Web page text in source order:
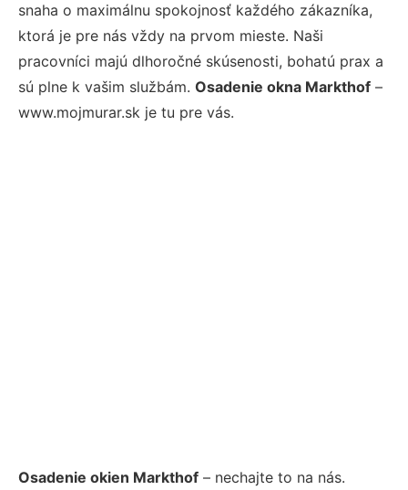
snaha o maximálnu spokojnosť každého zákazníka,
ktorá je pre nás vždy na prvom mieste. Naši
pracovníci majú dlhoročné skúsenosti, bohatú prax a
sú plne k vašim službám. Osadenie okna Markthof –
www.mojmurar.sk je tu pre vás.
Osadenie okien Markthof – nechajte to na nás.